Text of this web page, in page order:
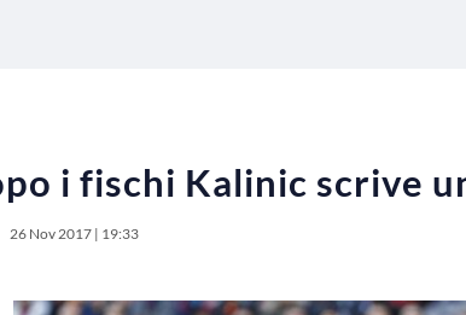
i fischi Kalinic scrive
26 Nov 2017 | 19:33